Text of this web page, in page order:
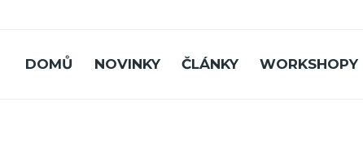
DOMŮ NOVINKY ČLÁNKY WORKSHOPY